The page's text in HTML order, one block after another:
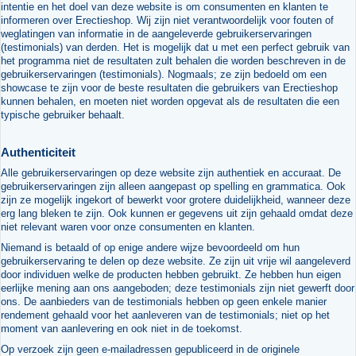
intentie en het doel van deze website is om consumenten en klanten te
informeren over Erectieshop. Wij zijn niet verantwoordelijk voor fouten of
weglatingen van informatie in de aangeleverde gebruikerservaringen
(testimonials) van derden. Het is mogelijk dat u met een perfect gebruik van
het programma niet de resultaten zult behalen die worden beschreven in de
gebruikerservaringen (testimonials). Nogmaals; ze zijn bedoeld om een
showcase te zijn voor de beste resultaten die gebruikers van Erectieshop
kunnen behalen, en moeten niet worden opgevat als de resultaten die een
typische gebruiker behaalt.
Authenticiteit
Alle gebruikerservaringen op deze website zijn authentiek en accuraat. De
gebruikerservaringen zijn alleen aangepast op spelling en grammatica. Ook
zijn ze mogelijk ingekort of bewerkt voor grotere duidelijkheid, wanneer deze
erg lang bleken te zijn. Ook kunnen er gegevens uit zijn gehaald omdat deze
niet relevant waren voor onze consumenten en klanten.
Niemand is betaald of op enige andere wijze bevoordeeld om hun
gebruikerservaring te delen op deze website. Ze zijn uit vrije wil aangeleverd
door individuen welke de producten hebben gebruikt. Ze hebben hun eigen
eerlijke mening aan ons aangeboden; deze testimonials zijn niet gewerft door
ons. De aanbieders van de testimonials hebben op geen enkele manier
rendement gehaald voor het aanleveren van de testimonials; niet op het
moment van aanlevering en ook niet in de toekomst.
Op verzoek zijn geen e-mailadressen gepubliceerd in de originele